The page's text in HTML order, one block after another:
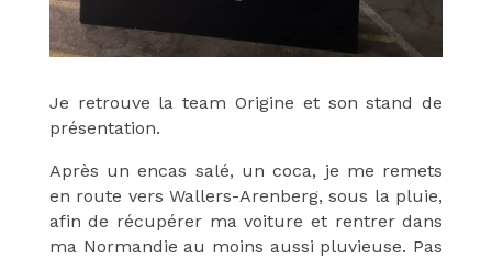
Je retrouve la team Origine et son stand de
présentation.
Après un encas salé, un coca, je me remets
en route vers Wallers-Arenberg, sous la pluie,
afin de récupérer ma voiture et rentrer dans
ma Normandie au moins aussi pluvieuse. Pas